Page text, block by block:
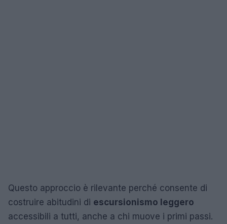
Questo approccio è rilevante perché consente di
costruire abitudini di escursionismo leggero
accessibili a tutti, anche a chi muove i primi passi.